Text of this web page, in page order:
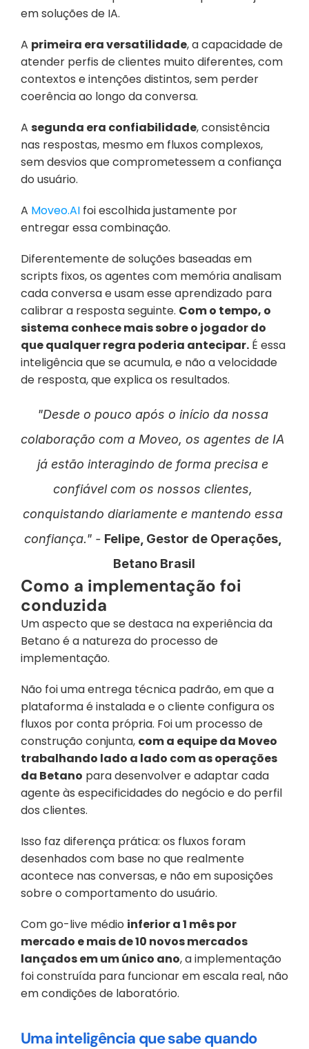
em soluções de IA.
A primeira era versatilidade, a capacidade de
atender perfis de clientes muito diferentes, com
contextos e intenções distintos, sem perder
coerência ao longo da conversa.
A segunda era confiabilidade, consistência
nas respostas, mesmo em fluxos complexos,
sem desvios que comprometessem a confiança
do usuário.
A Moveo.AI foi escolhida justamente por
entregar essa combinação.
Diferentemente de soluções baseadas em
scripts fixos, os agentes com memória analisam
cada conversa e usam esse aprendizado para
calibrar a resposta seguinte. Com o tempo, o
sistema conhece mais sobre o jogador do
que qualquer regra poderia antecipar. É essa
inteligência que se acumula, e não a velocidade
de resposta, que explica os resultados.
"Desde o pouco após o início da nossa
colaboração com a Moveo, os agentes de IA
já estão interagindo de forma precisa e
confiável com os nossos clientes,
conquistando diariamente e mantendo essa
confiança." - Felipe, Gestor de Operações,
Betano Brasil
Como a implementação foi
conduzida
Um aspecto que se destaca na experiência da
Betano é a natureza do processo de
implementação.
Não foi uma entrega técnica padrão, em que a
plataforma é instalada e o cliente configura os
fluxos por conta própria. Foi um processo de
construção conjunta, com a equipe da Moveo
trabalhando lado a lado com as operações
da Betano para desenvolver e adaptar cada
agente às especificidades do negócio e do perfil
dos clientes.
Isso faz diferença prática: os fluxos foram
desenhados com base no que realmente
acontece nas conversas, e não em suposições
sobre o comportamento do usuário.
Com go-live médio inferior a 1 mês por
mercado e mais de 10 novos mercados
lançados em um único ano, a implementação
foi construída para funcionar em escala real, não
em condições de laboratório.
Uma inteligência que sabe quando